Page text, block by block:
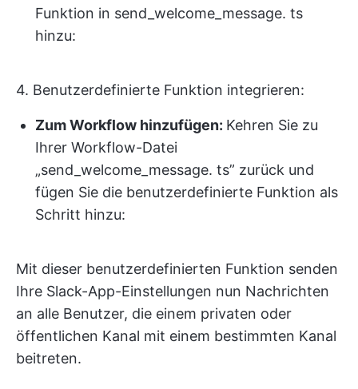
Funktion in send_welcome_message. ts
hinzu:
4. Benutzerdefinierte Funktion integrieren:
Zum Workflow hinzufügen: Kehren Sie zu
Ihrer Workflow-Datei
„send_welcome_message. ts” zurück und
fügen Sie die benutzerdefinierte Funktion als
Schritt hinzu:
Mit dieser benutzerdefinierten Funktion senden
Ihre Slack-App-Einstellungen nun Nachrichten
an alle Benutzer, die einem privaten oder
öffentlichen Kanal mit einem bestimmten Kanal
beitreten.